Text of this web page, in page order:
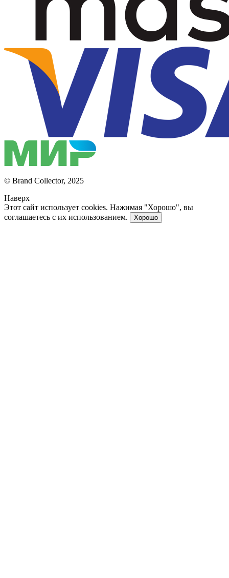
© Brand Collector, 2025
Наверх
Этот сайт использует cookies. Нажимая "Хорошо", вы
соглашаетесь с их использованием.
Хорошо